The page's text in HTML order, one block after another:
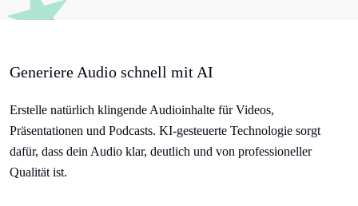
Generiere Audio schnell mit AI
Erstelle natürlich klingende Audioinhalte für Videos,
Präsentationen und Podcasts. KI-gesteuerte Technologie sorgt
dafür, dass dein Audio klar, deutlich und von professioneller
Qualität ist.